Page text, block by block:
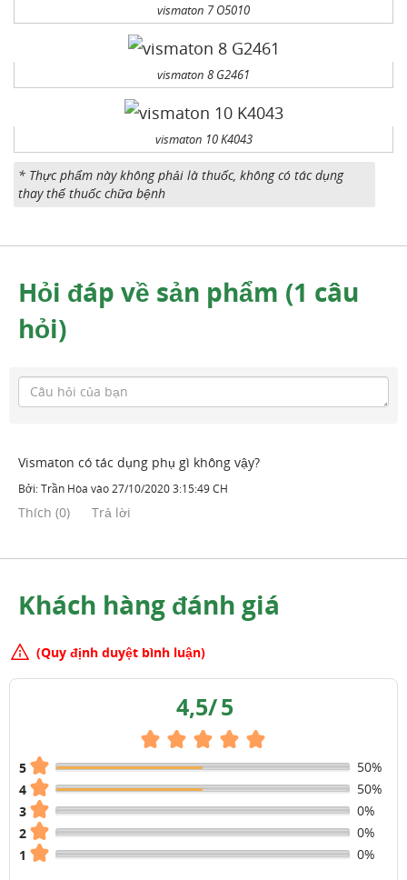
vismaton 7 O5010
vismaton 8 G2461
vismaton 10 K4043
* Thực phẩm này không phải là thuốc, không có tác dụng
thay thế thuốc chữa bệnh
Hỏi đáp về sản phẩm (1 câu
hỏi)
Vismaton có tác dụng phụ gì không vậy?
Bởi:Trần Hòa vào27/10/2020 3:15:49 CH
Thích (0) Trả lời
Khách hàng đánh giá
(Quy định duyệt bình luận)
4,5/5
5
50%
4
50%
3
0%
2
0%
1
0%